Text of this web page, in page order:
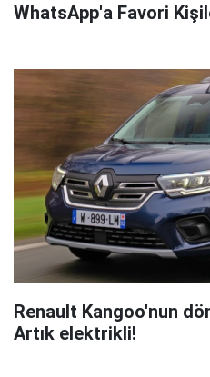
WhatsApp'a Favori
Renault Kangoo'nun
Artık elektrikli!